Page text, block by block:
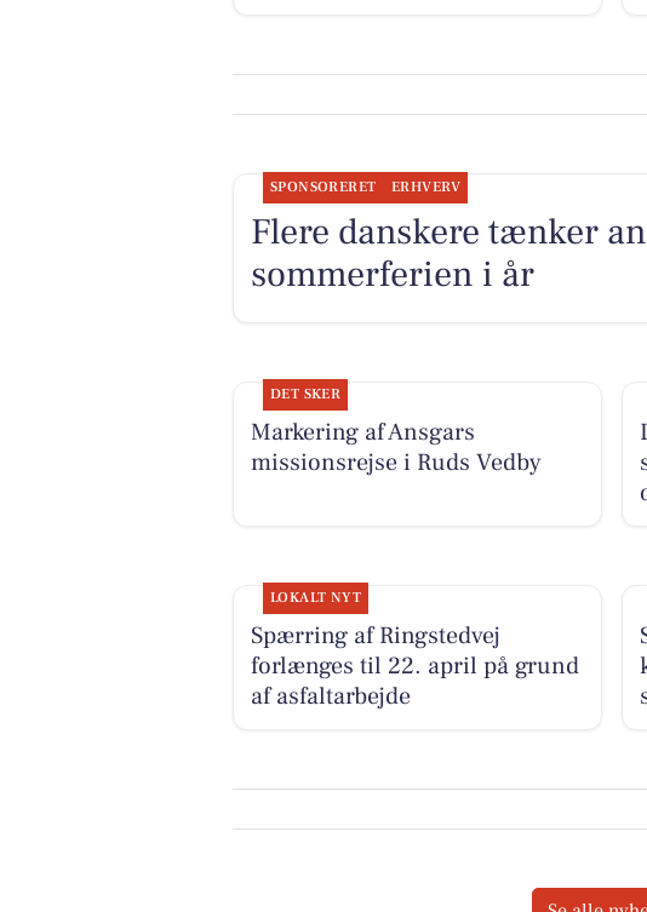
SPONSORERET ERHVERV
Flere danskere tænker
sommerferien i år
DET SKER
Markering af Ansgars
missionsrejse i Ruds Vedby
LOKALT NYT
Spærring af Ringstedvej
forlænges til 22. april på grund
af asfaltarbejde